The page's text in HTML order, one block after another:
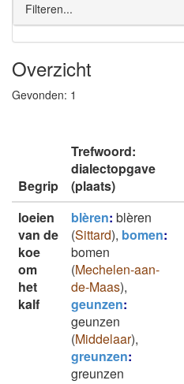
Filteren...
Overzicht
Gevonden: 1
Begrip
Trefwoord:
dialectopgave
(plaats)
loeien
van de
koe
om
het
kalf
blèren: blèren
(Sittard), bomen:
bomen
(Mechelen-aan-
de-Maas),
geunzen:
geunzen
(Middelaar),
greunzen:
greunzen